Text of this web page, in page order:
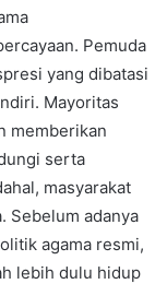
Pemuda
yang dibatasi
Mayoritas
memberikan
serta
masyarakat
Sebelum adanya
agama resmi,
lebih dulu hidup